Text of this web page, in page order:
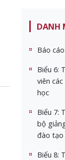
DANH
Báo cáo
Biểu 6:
viên
học
Biểu 7:
bộ
đào tạo
Biểu 8: